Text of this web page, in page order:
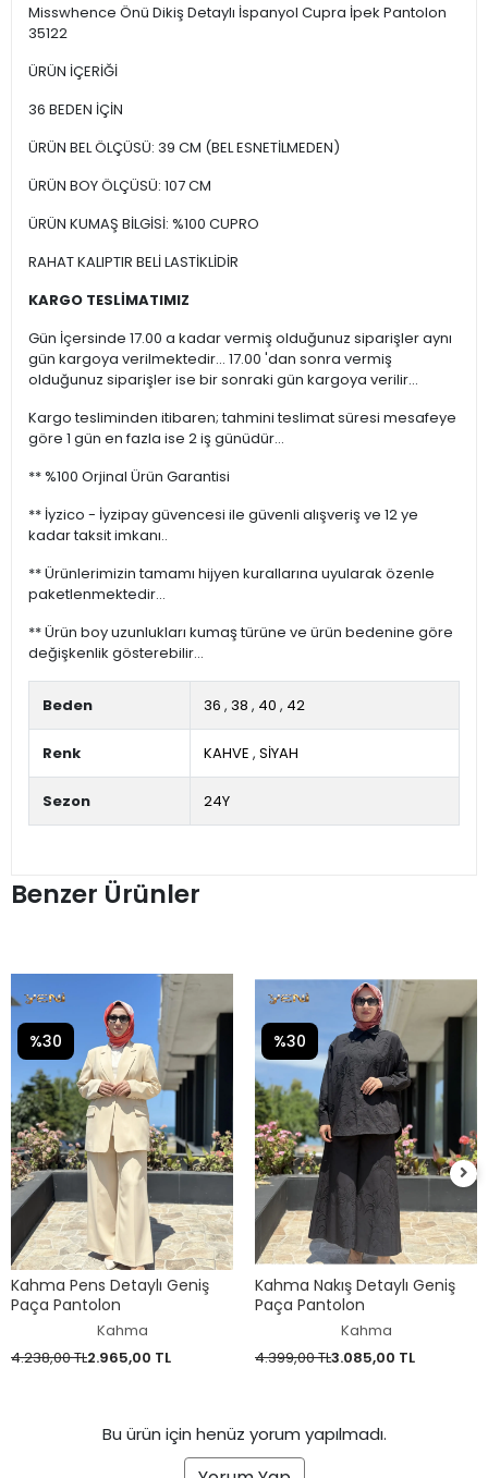
Misswhence Önü Dikiş Detaylı İspanyol Cupra İpek Pantolon
35122
ÜRÜN İÇERİĞİ
36 BEDEN İÇİN
ÜRÜN BEL ÖLÇÜSÜ: 39 CM (BEL ESNETİLMEDEN)
ÜRÜN BOY ÖLÇÜSÜ: 107 CM
ÜRÜN KUMAŞ BİLGİSİ: %100 CUPRO
RAHAT KALIPTIR BELİ LASTİKLİDİR
KARGO TESLİMATIMIZ
Gün İçersinde 17.00 a kadar vermiş olduğunuz siparişler aynı
gün kargoya verilmektedir... 17.00 'dan sonra vermiş
olduğunuz siparişler ise bir sonraki gün kargoya verilir...
Kargo tesliminden itibaren; tahmini teslimat süresi mesafeye
göre 1 gün en fazla ise 2 iş günüdür...
** %100 Orjinal Ürün Garantisi
** İyzico - İyzipay güvencesi ile güvenli alışveriş ve 12 ye
kadar taksit imkanı..
** Ürünlerimizin tamamı hijyen kurallarına uyularak özenle
paketlenmektedir...
** Ürün boy uzunlukları kumaş türüne ve ürün bedenine göre
değişkenlik gösterebilir...
Beden 36 , 38 , 40 , 42
Renk KAHVE , SİYAH
Sezon 24Y
Benzer Ürünler
Kahma Pens Detaylı Geniş
Paça Pantolon
Kahma
4.238,00 TL2.965,00 TL
%30
Kahma Nakış Detaylı Geniş
Paça Pantolon
Kahma
4.399,00 TL3.085,00 TL
%30
Bu ürün için henüz yorum yapılmadı.